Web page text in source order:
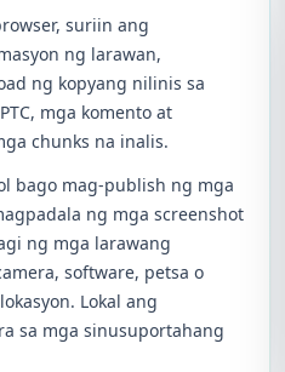
suriin ang
ng larawan,
ng kopyang nilinis sa
mga komento at
chunks na inalis.
bago mag-publish ng mga
ng mga screenshot
ng mga larawang
software, petsa o
Lokal ang
sa mga sinusuportahang